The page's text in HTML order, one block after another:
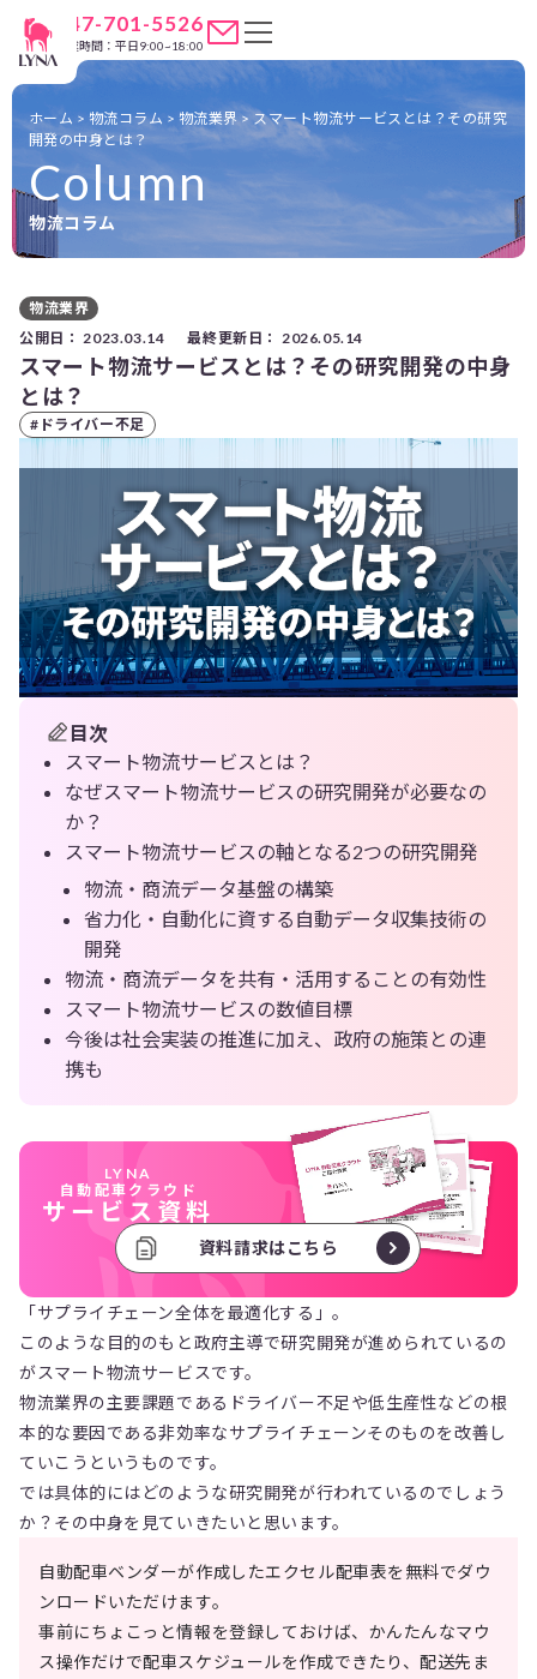
047-701-5526
営業時間：平日9:00~18:00
Column
物流コラム
ホーム > 物流コラム > 物流業界>スマート物流サービスとは？その研究
開発の中身とは？
物流業界
公開日： 2023.03.14 最終更新日： 2026.05.14
スマート物流サービスとは？その研究開発の中身
とは？
#ドライバー不足
目次
スマート物流サービスとは？
なぜスマート物流サービスの研究開発が必要なの
か？
スマート物流サービスの軸となる2つの研究開発
物流・商流データ基盤の構築
省力化・自動化に資する自動データ収集技術の
開発
物流・商流データを共有・活用することの有効性
スマート物流サービスの数値目標
今後は社会実装の推進に加え、政府の施策との連
携も
LYNA
自動配車クラウド
サービス資料
資料請求はこちら
「サプライチェーン全体を最適化する」。
このような目的のもと政府主導で研究開発が進められているの
がスマート物流サービスです。
物流業界の主要課題であるドライバー不足や低生産性などの根
本的な要因である非効率なサプライチェーンそのものを改善し
ていこうというものです。
では具体的にはどのような研究開発が行われているのでしょう
か？その中身を見ていきたいと思います。
自動配車ベンダーが作成したエクセル配車表を無料でダウ
ンロードいただけます。
事前にちょこっと情報を登録しておけば、かんたんなマウ
ス操作だけで配車スケジュールを作成できたり、配送先ま